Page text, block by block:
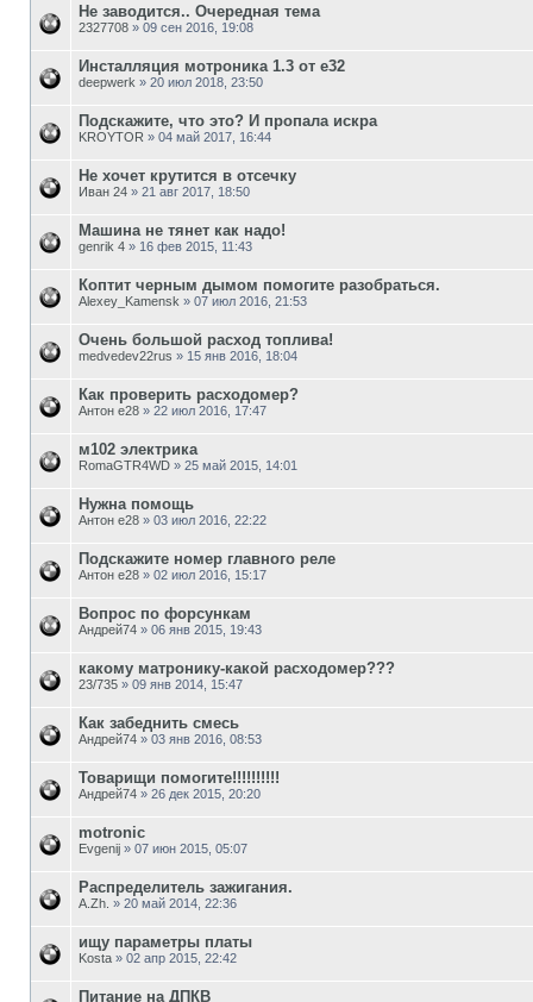
Не заводится.. Очередная тема
2327708 » 09 сен 2016, 19:08
Инсталляция мотроника 1.3 от е32
deepwerk » 20 июл 2018, 23:50
Подскажите, что это? И пропала искра
KROYTOR » 04 май 2017, 16:44
Не хочет крутится в отсечку
Иван 24 » 21 авг 2017, 18:50
Машина не тянет как надо!
genrik 4 » 16 фев 2015, 11:43
Коптит черным дымом помогите разобраться.
Alexey_Kamensk » 07 июл 2016, 21:53
Очень большой расход топлива!
medvedev22rus » 15 янв 2016, 18:04
Как проверить расходомер?
Антон е28 » 22 июл 2016, 17:47
м102 электрика
RomaGTR4WD » 25 май 2015, 14:01
Нужна помощь
Антон е28 » 03 июл 2016, 22:22
Подскажите номер главного реле
Антон е28 » 02 июл 2016, 15:17
Вопрос по форсункам
Андрей74 » 06 янв 2015, 19:43
какому матронику-какой расходомер???
23/735 » 09 янв 2014, 15:47
Как забеднить смесь
Андрей74 » 03 янв 2016, 08:53
Товарищи помогите!!!!!!!!!!
Андрей74 » 26 дек 2015, 20:20
motronic
Evgenij » 07 июн 2015, 05:07
Распределитель зажигания.
A.Zh. » 20 май 2014, 22:36
ищу параметры платы
Kosta » 02 апр 2015, 22:42
Питание на ДПКВ